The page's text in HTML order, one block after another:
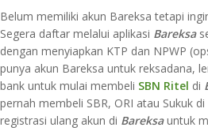
Belum memiliki akun Bareksa tetapi
Segera daftar melalui aplikasi Bareksa
dengan menyiapkan KTP dan NPWP
punya akun Bareksa untuk reksadana,
bank untuk mulai membeli SBN Ritel di
pernah membeli SBR, ORI atau Sukuk di
registrasi ulang akun di Bareksauntuk